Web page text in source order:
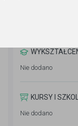
Nie dodano
KURSY I
Nie dodano